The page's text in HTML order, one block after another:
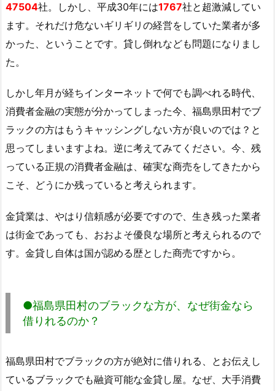
47504社。しかし、平成30年には1767社と超激減してい
ます。それだけ危ないギリギリの経営をしていた業者が多
かった、ということです。貸し倒れなども問題になりまし
た。
しかし年月が経ちインターネットで何でも調べれる時代、
消費者金融の実態が分かってしまった今、福島県田村でブ
ラックの方はもうキャッシングしない方が良いのでは？と
思ってしまいますよね。逆に考えてみてください。今、残
っている正規の消費者金融は、確実な商売をしてきたから
こそ、どうにか残っていると考えられます。
金貸業は、やはり信頼感が必要ですので、生き残った業者
は街金であっても、おおよそ優良な場所と考えられるので
す。金貸し自体は国が認める歴とした商売ですから。
●福島県田村のブラックな方が、なぜ街金なら
借りれるのか？
福島県田村でブラックの方が絶対に借りれる、とお伝えし
ているブラックでも融資可能な金貸し屋。なぜ、大手消費